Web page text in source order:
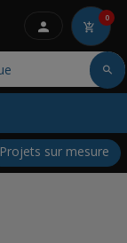
Projets sur mesure
0